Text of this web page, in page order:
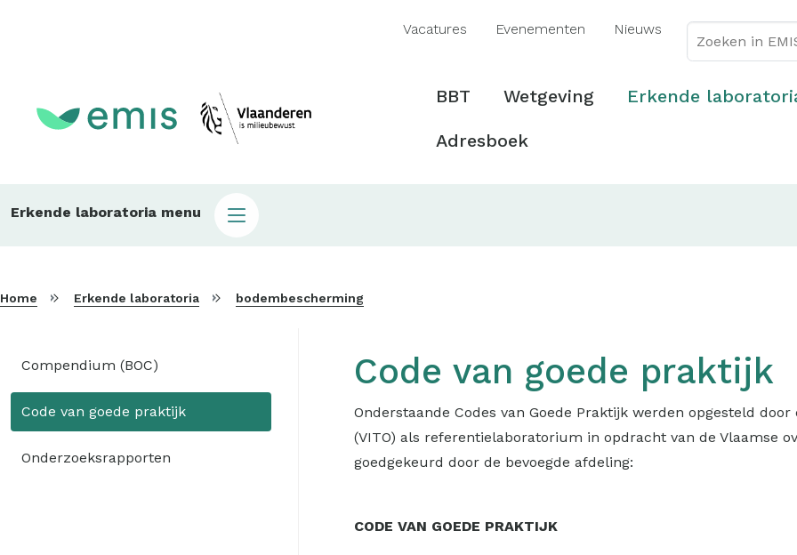
inhoud
Vacatures Evenementen Nieuws
Hoofdmenu
BBT Wetgeving Erkende
Adresboek
Main
Erkende laboratoria menu
Home Erkende laboratoria bodembescherming
Code van goede praktijk
Onderstaande Codes van Goede Praktijk werden opgesteld
(VITO) als referentielaboratorium in opdracht van de Vlaamse
goedgekeurd door de bevoegde afdeling:
CODE VAN GOEDE PRAKTIJK
menu
Compendium (BOC)
Code van goede praktijk
Onderzoeksrapporten